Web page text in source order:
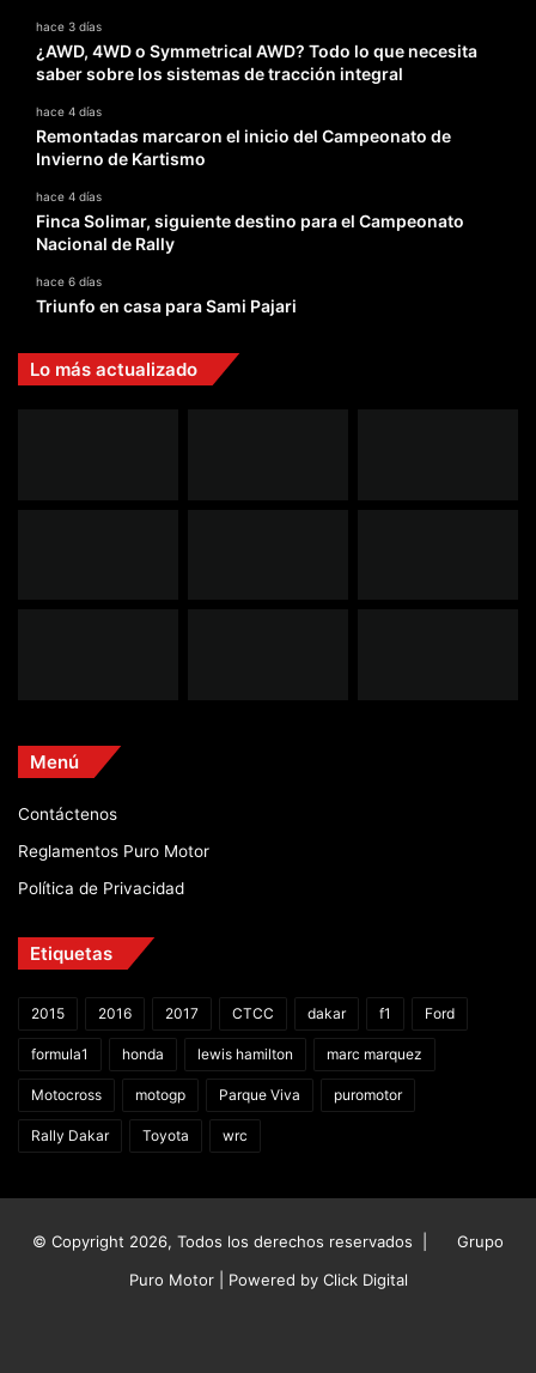
hace 3 días
¿AWD, 4WD o Symmetrical AWD? Todo lo que necesita
saber sobre los sistemas de tracción integral
hace 4 días
Remontadas marcaron el inicio del Campeonato de
Invierno de Kartismo
hace 4 días
Finca Solimar, siguiente destino para el Campeonato
Nacional de Rally
hace 6 días
Triunfo en casa para Sami Pajari
Lo más actualizado
Menú
Contáctenos
Reglamentos Puro Motor
Política de Privacidad
Etiquetas
2015 2016 2017 CTCC dakar f1 Ford
formula1 honda lewis hamilton marc marquez
Motocross motogp Parque Viva puromotor
Rally Dakar Toyota wrc
© Copyright 2026, Todos los derechos reservados |
Grupo
Puro Motor | Powered by Click Digital